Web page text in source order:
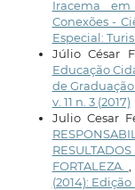
Iracema
Conexões -
Especial:
Júlio César
Educação
de
v. 11 n. 3 (2017)
Julio Cesar
FORTALEZA.
(2014):